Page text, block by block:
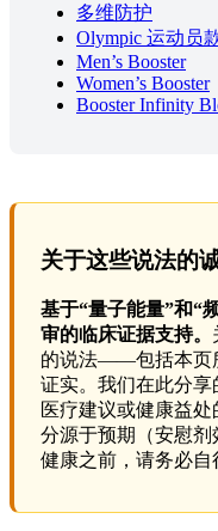
多维防护
Olympic 运动员
Men’s Booster
Women’s Booster
Booster Infinity
关于这些说法的
基于“量子能量”和“
审的临床证据支持。
的说法——包括本页
证实。我们在此分
医疗建议或健康益
分源于预期（安慰
健康之前，请务必自